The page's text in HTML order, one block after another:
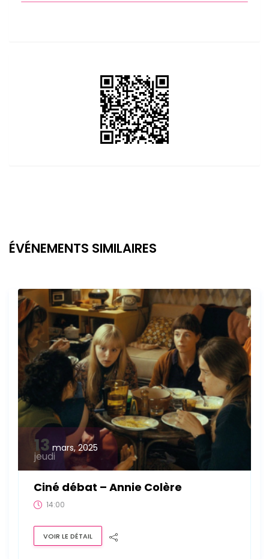
ÉVÉNEMENTS SIMILAIRES
13 mars, 2025
jeudi
Ciné débat – Annie Colère
14:00
VOIR LE DÉTAIL